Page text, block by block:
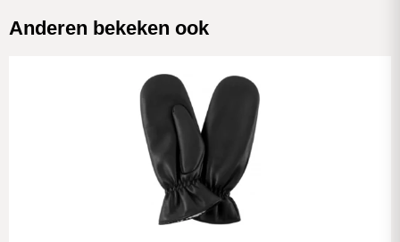
Anderen bekeken ook